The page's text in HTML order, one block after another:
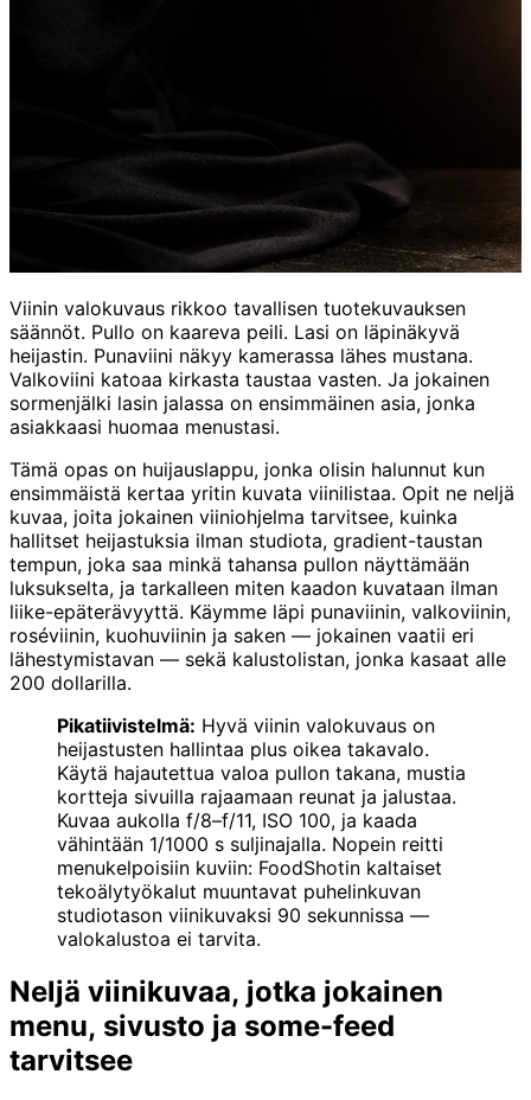
Viinin valokuvaus rikkoo tavallisen tuotekuvauksen
säännöt. Pullo on kaareva peili. Lasi on läpinäkyvä
heijastin. Punaviini näkyy kamerassa lähes mustana.
Valkoviini katoaa kirkasta taustaa vasten. Ja jokainen
sormenjälki lasin jalassa on ensimmäinen asia, jonka
asiakkaasi huomaa menustasi.
Tämä opas on huijauslappu, jonka olisin halunnut kun
ensimmäistä kertaa yritin kuvata viinilistaa. Opit ne neljä
kuvaa, joita jokainen viiniohjelma tarvitsee, kuinka
hallitset heijastuksia ilman studiota, gradient-taustan
tempun, joka saa minkä tahansa pullon näyttämään
luksukselta, ja tarkalleen miten kaadon kuvataan ilman
liike-epäterävyyttä. Käymme läpi punaviinin, valkoviinin,
roséviinin, kuohuviinin ja saken — jokainen vaatii eri
lähestymistavan — sekä kalustolistan, jonka kasaat alle
200 dollarilla.
Pikatiivistelmä: Hyvä viinin valokuvaus on
heijastusten hallintaa plus oikea takavalo.
Käytä hajautettua valoa pullon takana, mustia
kortteja sivuilla rajaamaan reunat ja jalustaa.
Kuvaa aukolla f/8–f/11, ISO 100, ja kaada
vähintään 1/1000 s suljinajalla. Nopein reitti
menukelpoisiin kuviin: FoodShotin kaltaiset
tekoälytyökalut muuntavat puhelinkuvan
studiotason viinikuvaksi 90 sekunnissa —
valokalustoa ei tarvita.
Neljä viinikuvaa, jotka jokainen
menu, sivusto ja some-feed
tarvitsee